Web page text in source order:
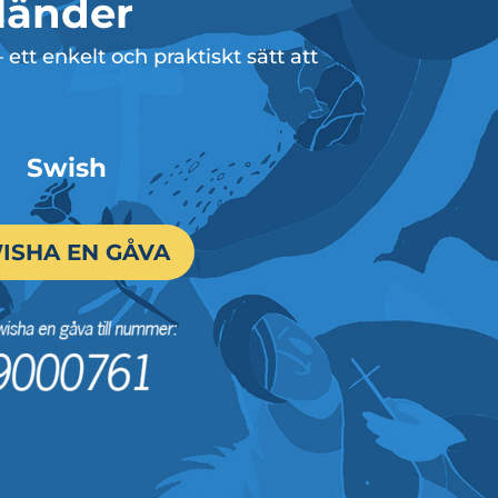
ett enkelt och praktiskt sätt att
Swish
EN GÅVA